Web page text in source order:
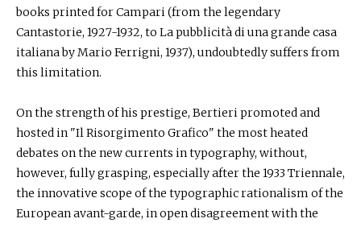
books printed for Campari (from the legendary
Cantastorie, 1927-1932, to La pubblicità di una grande casa
italiana by Mario Ferrigni, 1937), undoubtedly suffers from
this limitation.
On the strength of his prestige, Bertieri promoted and
hosted in "Il Risorgimento Grafico" the most heated
debates on the new currents in typography, without,
however, fully grasping, especially after the 1933 Triennale,
the innovative scope of the typographic rationalism of the
European avant-garde, in open disagreement with the